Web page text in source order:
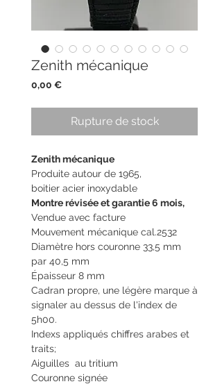
Zenith mécanique
0,00 €Prix
Rupture de stock
Zenith mécanique
Produite autour de 1965,
boitier acier inoxydable
Montre révisée et garantie 6 mois,
Vendue avec facture
Mouvement mécanique cal.2532
Diamètre hors couronne 33,5 mm
par 40,5 mm
Épaisseur 8 mm
Cadran propre, une légère marque à
signaler au dessus de l'index de
5h00.
Indexs appliqués chiffres arabes et
traits;
Aiguilles au tritium
Couronne signée